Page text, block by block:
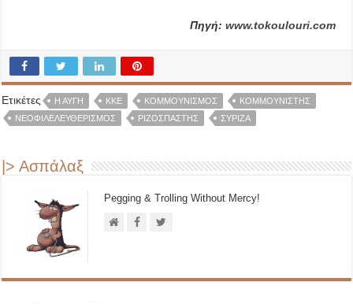
Πηγή: www.tokoulouri.com
Ετικέτες Η ΑΥΓΗ ΚΚΕ ΚΟΜΜΟΥΝΙΣΜΌΣ
ΚΟΜΜΟΥΝΙΣΤΉΣ
ΝΕΟΦΙΛΕΛΕΥΘΕΡΙΣΜΌΣ
ΡΙΖΟΣΠΆΣΤΗΣ ΣΥΡΙΖΑ
|> Ασπάλαξ
Pegging & Trolling Without Mercy!